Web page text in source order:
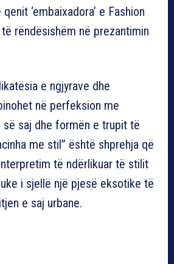
‘embaixadora’ e Fashion
rëndësishëm në prezantimin
e ngjyrave dhe
në perfeksion me
së saj dhe formën e trupit të
me stil” është shprehja që
të ndërlikuar të stilit
i sjellë një pjesë eksotike të
e saj urbane.